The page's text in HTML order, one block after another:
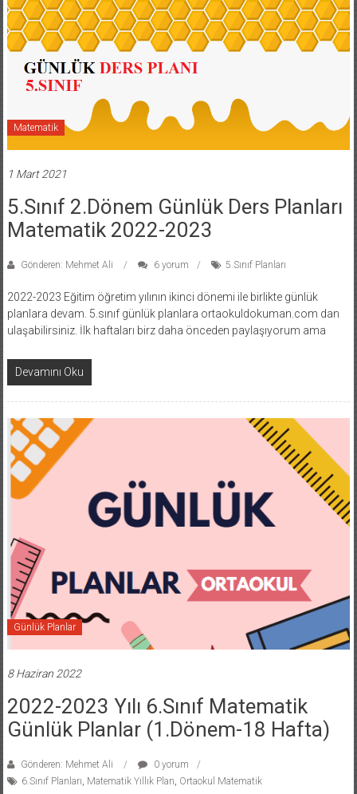
Matematik
1 Mart 2021
5.Sınıf 2.Dönem Günlük Ders Planları
Matematik 2022-2023
Gönderen: Mehmet Ali 6 yorum 5.Sınıf Planları
2022-2023 Eğitim öğretim yılının ikinci dönemi ile birlikte günlük
planlara devam. 5.sınıf günlük planlara ortaokuldokuman.com dan
ulaşabilirsiniz. İlk haftaları birz daha önceden paylaşıyorum ama
Devamını Oku
Günlük Planlar
8 Haziran 2022
2022-2023 Yılı 6.Sınıf Matematik
Günlük Planlar (1.Dönem-18 Hafta)
Gönderen: Mehmet Ali
0 yorum
6.Sınıf Planları, Matematik Yıllık Plan, Ortaokul Matematik